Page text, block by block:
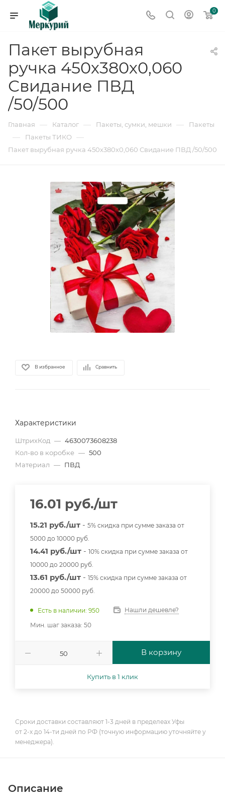
0
Пакет вырубная
ручка 450х380х0,060
Свидание ПВД
/50/500
Главная — Каталог — Пакеты, сумки, мешки — Пакеты
— Пакеты ТИКО —
Пакет вырубная ручка 450х380х0,060 Свидание ПВД /50/500
В избранное Сравнить
Характеристики
ШтрихКод — 4630073608238
Кол-во в коробке — 500
Материал — ПВД
16.01 руб./шт
15.21 руб./шт - 5% скидка при сумме заказа от
5000 до 10000 руб.
14.41 руб./шт - 10% скидка при сумме заказа от
10000 до 20000 руб.
13.61 руб./шт - 15% скидка при сумме заказа от
20000 до 50000 руб.
Есть в наличии: 950
Нашли дешевле?
Мин. шаг заказа: 50
В корзину
Купить в 1 клик
Сроки доставки составляют 1-3 дней в пределеах Уфы
от 2-х до 14-ти дней по РФ (точную информацию уточняйте у
менеджера).
Описание